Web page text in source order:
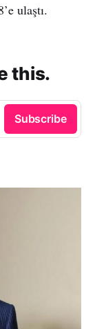
ulaştı.
this.
Subscribe